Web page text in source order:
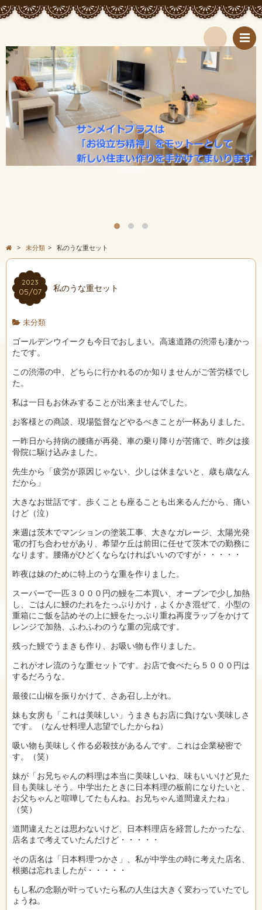
検
> 未分類 > 私のうな重セット
2023
05/07 私のうな重セット
未分類
ゴールデンウイークも今日でおしまい。高速道路の渋滞も凄かっ
たです。
この渋滞の中、どちらに行かれるのか知りませんがご苦労様でし
た。
私は一日もお休みすることが出来ませんでした。
お客様との商談、現場監督などやるべきことが一杯ありました。
一昨日から持病の腰痛が再発、車の乗り降りが苦痛で、昨夕は接
骨院に駆け込みました。
先生から「疲労が原因じゃない、少しは休まないと、歳も歳なん
だから」
大きなお世話です。歩くことも座ることも出来るんだから、痛い
けど（泣）
来週は茨木でマンションの塗装工事、大きなガレージ、太陽光発
電の打ち合わせがあり、希望ケ丘は前田に任せて茨木での勤務に
なります。腰痛がひどくならなければいいのですが・・・・・
昨夜は妹のために特上のうな重を作りました。
スーパーで一匹３０００円の鰻を二本買い、オーブンで少し加熱
し、ごはんに鰻のたれをたっぷりかけ，よくかき混ぜて、小型の
重箱にご飯を詰めその上に鰻をたっぷり重ね再度ラップをかけて
レンジで加熱、ふわふわのうな重の完成です。
残った鰻でうまきも作り、お吸い物も作りました。
これがオレ流のうな重セットです。お店で食べたら５０００円は
するだろうな。
最後に山椒を振りかけて、さあ召し上がれ。
妹も女房も「これは美味しい」うまきもお店に負けない美味しさ
です。（なんせ料理人志望でしたからね）
吸い物も美味しく作る必殺技があるんです。これは企業秘密で
す。（笑）
妹が「お兄ちゃんの料理は本当に美味しいね、味もいいけど見た
目も美味しそう。中学出たときに日本料理の板前になりたいと、
お父ちゃんと喧嘩してたもんね。お兄ちゃん道間違えたね」
（笑）
道間違えたとは思わないけど、日本料理店を経営したかったな、
店名まで考えていたんだけど・・・・・
その店名は「日本料理つかさ」、私が中学生の時に考えた店名、
根拠は忘れましたが・・・・・
もし私の念願が叶っていたら私の人生は大きく変わっていたでし
ょうね。